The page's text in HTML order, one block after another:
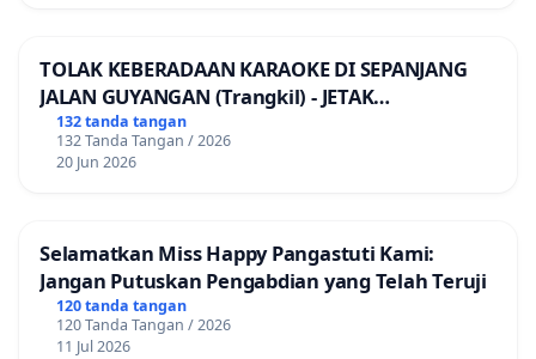
TOLAK KEBERADAAN KARAOKE DI SEPANJANG
JALAN GUYANGAN (Trangkil) - JETAK
(Wedarijaksa) Kab. PATI
132 tanda tangan
132 Tanda Tangan / 2026
20 Jun 2026
Selamatkan Miss Happy Pangastuti Kami:
Jangan Putuskan Pengabdian yang Telah Teruji
120 tanda tangan
120 Tanda Tangan / 2026
11 Jul 2026